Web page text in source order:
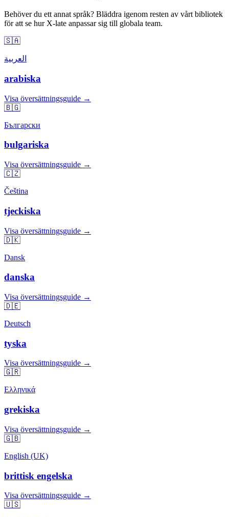
Behöver du ett annat språk? Bläddra igenom resten av vårt bibliotek
för att se hur X-late anpassar sig till globala team.
🇸🇦
العربية
arabiska
Visa översättningsguide →
🇧🇬
Български
bulgariska
Visa översättningsguide →
🇨🇿
Čeština
tjeckiska
Visa översättningsguide →
🇩🇰
Dansk
danska
Visa översättningsguide →
🇩🇪
Deutsch
tyska
Visa översättningsguide →
🇬🇷
Ελληνικά
grekiska
Visa översättningsguide →
🇬🇧
English (UK)
brittisk engelska
Visa översättningsguide →
🇺🇸